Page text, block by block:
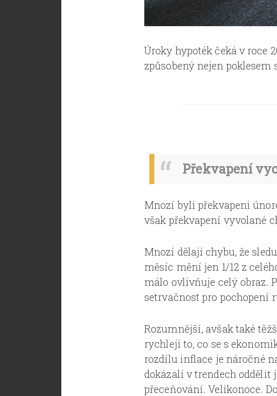
Úroky hypoték čeká v roce
způsobený nejen poklesem
Překvapení
Mnozí byli překvapeni
však překvapení vyvolané
Mnozí dělají chybu, že
měsíc mění jen 1/12 z
málo ovlivňuje celý obraz.
setrvačnost pro pochopení
Rozumnější, avšak také
rychleji to, co se s
rozdílu inflace je náročné
dokázali v trendech oddělit
přeceňování. Velikonoce.